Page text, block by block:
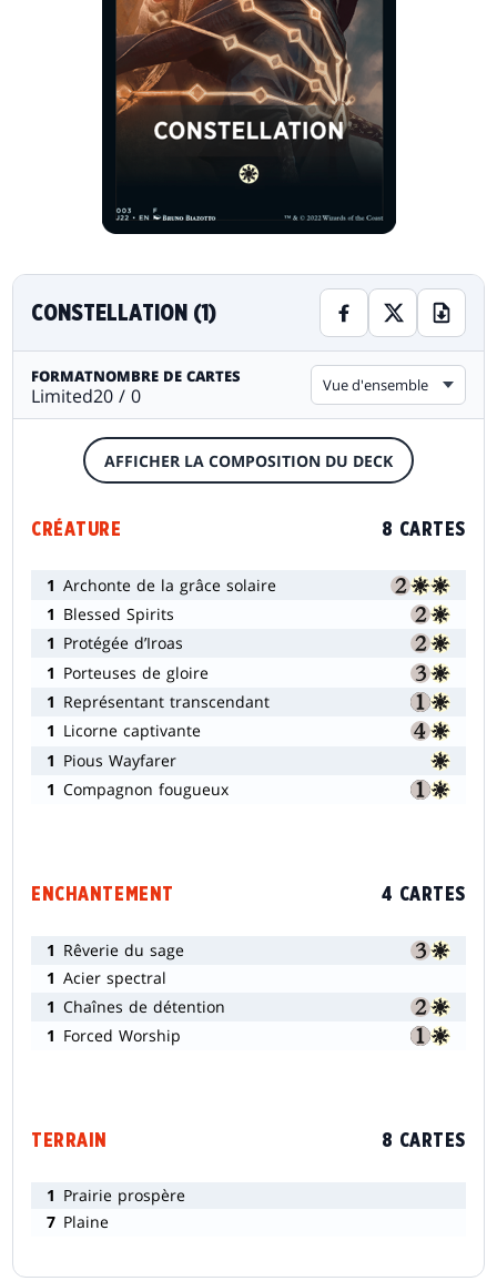
CONSTELLATION (1)
FORMAT
Limited
NOMBRE DE CARTES
20 / 0 Vue d'ensemble
AFFICHER LA COMPOSITION DU DECK
CRÉATURE 8 CARTES
1 Archonte de la grâce solaire
1 Blessed Spirits
1 Protégée d’Iroas
1 Porteuses de gloire
1 Représentant transcendant
1 Licorne captivante
1 Pious Wayfarer
1 Compagnon fougueux
ENCHANTEMENT 4 CARTES
1 Rêverie du sage
1 Acier spectral
1 Chaînes de détention
1 Forced Worship
TERRAIN 8 CARTES
1 Prairie prospère
7 Plaine